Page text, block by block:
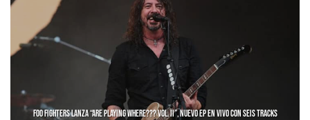
FOO FIGHTERS LANZA “ARE PLAYING WHERE??? VOL. II”, NUEVO EP EN VIVO CON SEIS TRACKS